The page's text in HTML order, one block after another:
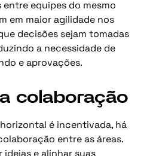
equipes do mesmo
em maior agilidade nos
decisões sejam tomadas
a necessidade de
e aprovações.
colaboração
é incentivada, há
entre as áreas.
e alinhar suas